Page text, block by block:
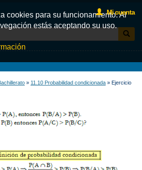
Mi cuenta
» 11.10 Probabilidad condicionada » Ejercicio
cookies para su funcionamiento. Al
estás aceptando su uso.